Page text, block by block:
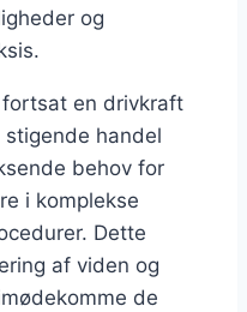
og
en drivkraft
handel
behov for
i komplekse
Dette
af viden og
de